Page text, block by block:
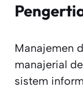
Manajemen
manajerial
sistem